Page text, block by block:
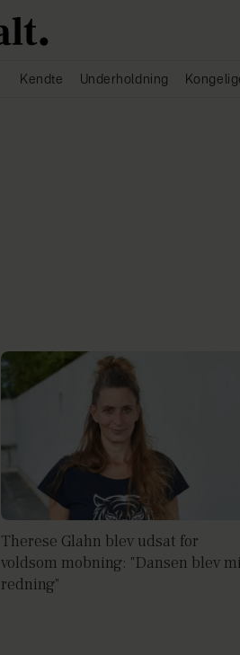
Kendte Underholdning
Therese Glahn blev udsat for
voldsom mobning: "Dansen blev
redning"